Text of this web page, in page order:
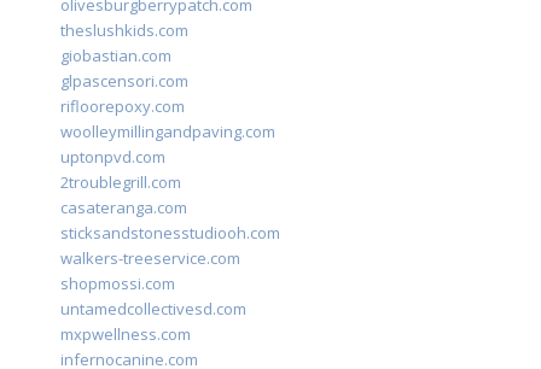
olivesburgberrypatch.com
theslushkids.com
giobastian.com
glpascensori.com
rifloorepoxy.com
woolleymillingandpaving.com
uptonpvd.com
2troublegrill.com
casateranga.com
sticksandstonesstudiooh.com
walkers-treeservice.com
shopmossi.com
untamedcollectivesd.com
mxpwellness.com
infernocanine.com